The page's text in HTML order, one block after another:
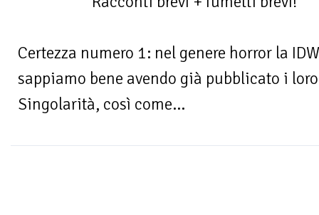
Certezza numero 1: nel genere horror la
sappiamo bene avendo già pubblicato i
Singolarità, così come...